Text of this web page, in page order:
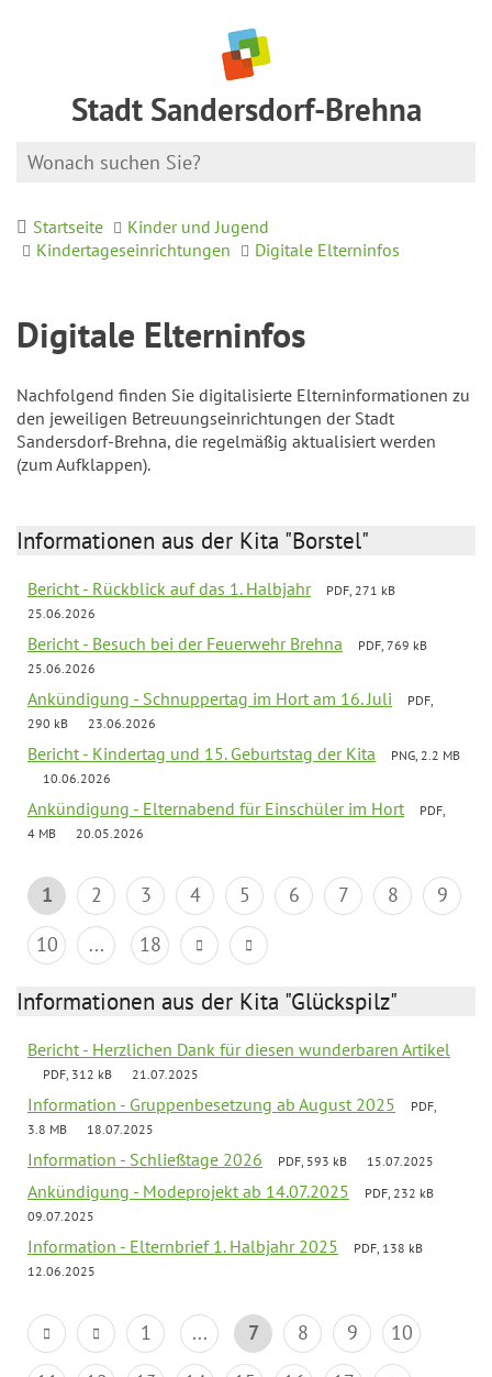
Stadt Sandersdorf-Brehna
Startseite
Kinder und Jugend
Kindertageseinrichtungen
Digitale Elterninfos
Digitale Elterninfos
Nachfolgend finden Sie digitalisierte Elterninformationen zu
den jeweiligen Betreuungseinrichtungen der Stadt
Sandersdorf-Brehna, die regelmäßig aktualisiert werden
(zum Aufklappen).
Informationen aus der Kita "Borstel"
Bericht - Rückblick auf das 1. Halbjahr
PDF, 271 kB
25.06.2026
Bericht - Besuch bei der Feuerwehr Brehna
PDF, 769 kB
25.06.2026
Ankündigung - Schnuppertag im Hort am 16. Juli
PDF,
290 kB
23.06.2026
Bericht - Kindertag und 15. Geburtstag der Kita
PNG, 2.2 MB
10.06.2026
Ankündigung - Elternabend für Einschüler im Hort
PDF,
4 MB
20.05.2026
1 2 3 4 5 6 7 8
9
10
... 18
Informationen aus der Kita "Glückspilz"
Bericht - Herzlichen Dank für diesen wunderbaren Artikel
PDF, 312 kB 21.07.2025
Information - Gruppenbesetzung ab August 2025
PDF,
3.8 MB
18.07.2025
Information - Schließtage 2026 PDF, 593 kB 15.07.2025
Ankündigung - Modeprojekt ab 14.07.2025
PDF, 232 kB
09.07.2025
Information - Elternbrief 1. Halbjahr 2025
PDF, 138 kB
12.06.2025
1 ... 7 8 9
10